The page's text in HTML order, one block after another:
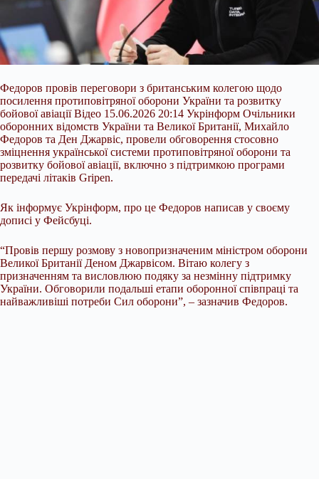
Федоров провів переговори з британським колегою щодо
посилення протиповітряної оборони України та розвитку
бойової авіації Відео 15.06.2026 20:14 Укрінформ Очільники
оборонних відомств України та Великої Британії, Михайло
Федоров та Ден Джарвіс, провели обговорення стосовно
зміцнення української системи протиповітряної оборони та
розвитку бойової авіації, включно з підтримкою програми
передачі літаків Gripen.
Як інформує Укрінформ, про це Федоров написав у своєму
дописі у Фейсбуці.
“Провів першу розмову з новопризначеним міністром оборони
Великої Британії Деном Джарвісом. Вітаю колегу з
призначенням та висловлюю подяку за незмінну підтримку
України. Обговорили подальші етапи оборонної співпраці та
найважливіші потреби Сил оборони”, – зазначив Федоров.